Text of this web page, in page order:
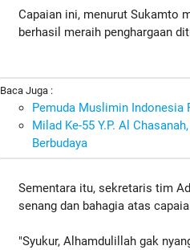
Capaian ini, menurut Sukamto
berhasil meraih penghargaan
Baca Juga :
Pemuda Muslimin Indonesia
Milad Ke-55 Y.P. Al
Berbudaya
Sementara itu, sekretaris tim
senang dan bahagia atas
"Syukur, Alhamdulillah gak